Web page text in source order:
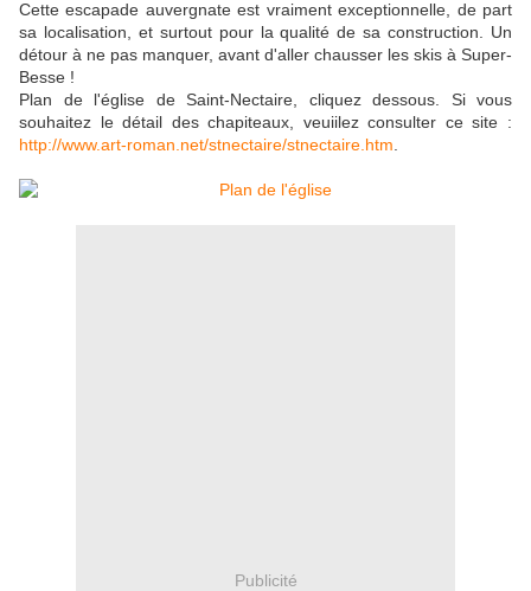
Cette escapade auvergnate est vraiment exceptionnelle, de part
sa localisation, et surtout pour la qualité de sa construction. Un
détour à ne pas manquer, avant d'aller chausser les skis à Super-
Besse !
Plan de l'église de Saint-Nectaire, cliquez dessous. Si vous
souhaitez le détail des chapiteaux, veuiilez consulter ce site :
http://www.art-roman.net/stnectaire/stnectaire.htm
Publicité